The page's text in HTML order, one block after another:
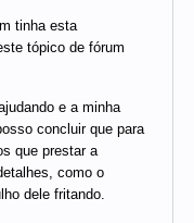
tinha esta
tópico de fórum
e a minha
concluir que para
que prestar a
como o
dele fritando.